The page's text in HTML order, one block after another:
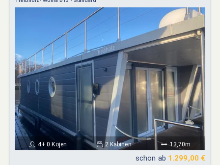
4+ 0 Kojen 2 Kabinen 13,70m
schon ab 1.299,00 €